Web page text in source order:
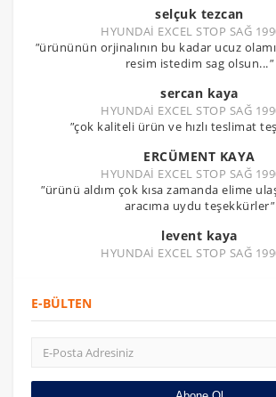
selçuk tezcan
HYUNDAİ EXCEL STOP SAĞ
"ürününün orjinalının bu kadar ucuz
resim istedim sag olsun..."
sercan kaya
HYUNDAİ EXCEL STOP SAĞ
"çok kaliteli ürün ve hızlı teslimat
ERCÜMENT KAYA
HYUNDAİ EXCEL STOP SAĞ
"ürünü aldım çok kısa zamanda elime
aracıma uydu teşekkürler"
levent kaya
HYUNDAİ EXCEL STOP SAĞ
E-BÜLTEN